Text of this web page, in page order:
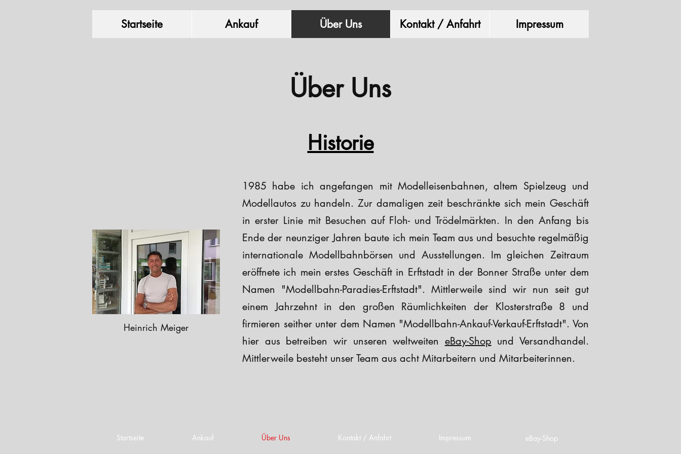
Startseite Ankauf Über Uns Kontakt / Anfahrt Impressum
Über Uns
Historie
Heinrich Meiger
1985 habe ich angefangen mit Modelleisenbahnen, altem Spielzeug und
Modellautos zu handeln. Zur damaligen zeit beschränkte sich mein Geschäft
in erster Linie mit Besuchen auf Floh- und Trödelmärkten. In den Anfang bis
Ende der neunziger Jahren baute ich mein Team aus und besuchte regelmäßig
internationale Modellbahnbörsen und Ausstellungen. Im gleichen Zeitraum
eröffnete ich mein erstes Geschäft in Erftstadt in der Bonner Straße unter dem
Namen "Modellbahn-Paradies-Erftstadt". Mittlerweile sind wir nun seit gut
einem Jahrzehnt in den großen Räumlichkeiten der Klosterstraße 8 und
firmieren seither unter dem Namen "Modellbahn-Ankauf-Verkauf-Erftstadt". Von
hier aus betreiben wir unseren weltweiten eBay-Shop und Versandhandel.
Mittlerweile besteht unser Team aus acht Mitarbeitern und Mitarbeiterinnen.
Startseite Ankauf Über Uns Kontakt / Anfahrt Impressum eBay-Shop